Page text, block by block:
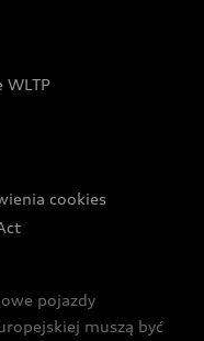
w Warszawie
w
WLTP
cookies
pojazdy
muszą być